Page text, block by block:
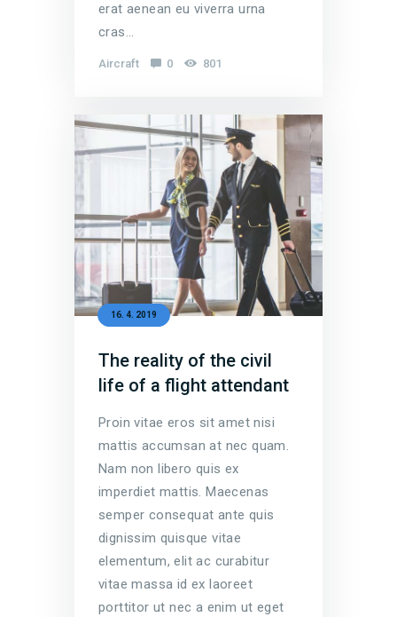
erat aenean eu viverra urna
cras…
Aircraft 0 801
16. 4. 2019
The reality of the civil
life of a flight attendant
Proin vitae eros sit amet nisi
mattis accumsan at nec quam.
Nam non libero quis ex
imperdiet mattis. Maecenas
semper consequat ante quis
dignissim quisque vitae
elementum, elit ac curabitur
vitae massa id ex laoreet
porttitor ut nec a enim ut eget